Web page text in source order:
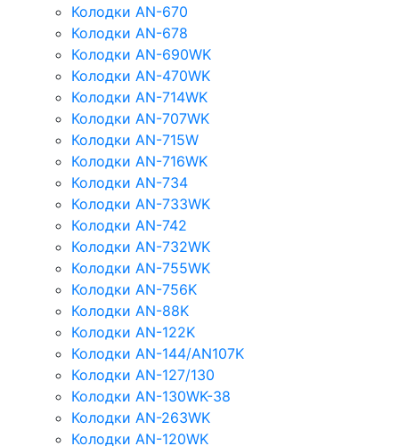
Колодки AN-670
Колодки AN-678
Колодки AN-690WK
Колодки AN-470WK
Колодки AN-714WK
Колодки AN-707WK
Колодки AN-715W
Колодки AN-716WK
Колодки AN-734
Колодки AN-733WK
Колодки AN-742
Колодки AN-732WK
Колодки AN-755WK
Колодки AN-756K
Колодки AN-88K
Колодки AN-122K
Колодки AN-144/AN107K
Колодки AN-127/130
Колодки AN-130WK-38
Колодки AN-263WK
Колодки AN-120WK